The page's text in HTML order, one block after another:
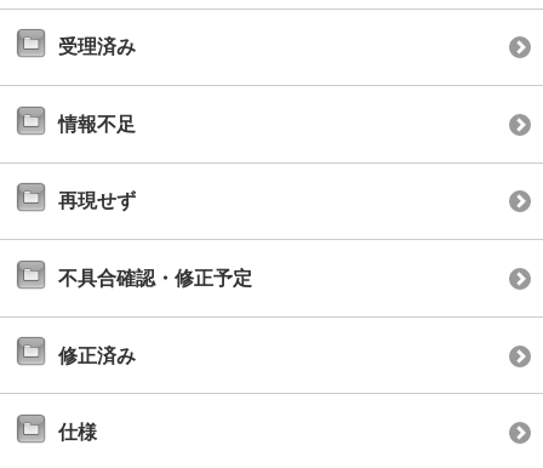
受理済み
情報不足
再現せず
不具合確認・修正予定
修正済み
仕様